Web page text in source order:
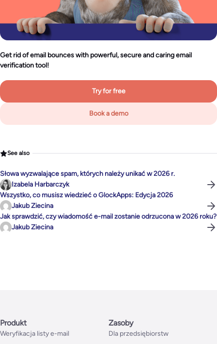
Get rid of email bounces with powerful, secure and caring email
verification tool!
Try for free
Book a demo
See also
Słowa wyzwalające spam, których należy unikać w 2026 r.
Izabela Harbarczyk
Wszystko, co musisz wiedzieć o GlockApps: Edycja 2026
Jakub Ziecina
Jak sprawdzić, czy wiadomość e-mail zostanie odrzucona w 2026 roku?
Jakub Ziecina
Produkt
Weryfikacja listy e-mail
Zasoby
Dla przedsiębiorstw